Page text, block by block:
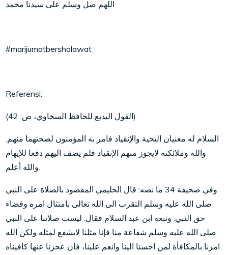
#marijumatbersholawat
Referensi:
(القول البديع للحافظ السخاوي، ص: 42)
السلام له معنيان التحية والإنقياد فامر به المؤمنون لصحتهما منهم.
والله وملائكته لايجوز منهم الإنقياد فلم يضف اليهم دفعا للإيهام
والله أعلم.
وفي صحيفة 34 ما نصه: قال الحليمي المقصود بالصلاة على النبي
صلى الله عليه وسلم التقرب الى الله تعالى بامتثال امره وقضاء
حق النبي. وتبعه ابن عبد السلام فقال: ليست صلاتنا على النبي
صلى الله عليه وسلم شفاعة منا فإنا مثلنا لايشفع لمثله ولكن الله
امرنا بالمكافأة لمن احسنا الينا وانعم علينا، فان عجزنا عنها كافيناه